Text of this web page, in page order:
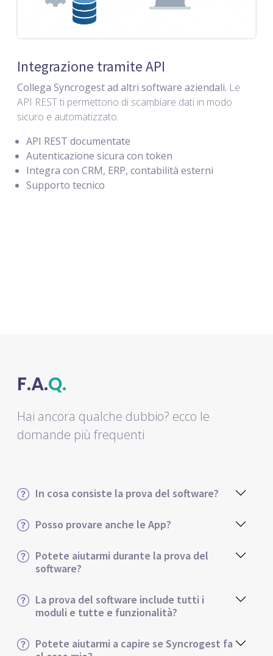
Integrazione tramite API
Collega Syncrogest ad altri software aziendali. Le
API REST ti permettono di scambiare dati in modo
sicuro e automatizzato.
API REST documentate
Autenticazione sicura con token
Integra con CRM, ERP, contabilità esterni
Supporto tecnico
F.A.Q.
Hai ancora qualche dubbio? ecco le
domande più frequenti
In cosa consiste la prova del software?
Posso provare anche le App?
Potete aiutarmi durante la prova del
software?
La prova del software include tutti i
moduli e tutte e funzionalità?
Potete aiutarmi a capire se Syncrogest fa